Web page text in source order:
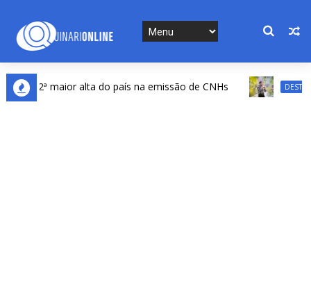
2ª maior alta do país na emissão de CNHs DESTAQUES